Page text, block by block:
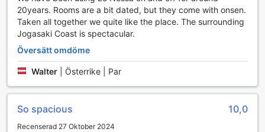
utbud av faciliteter. Hotellet erbjuder välutrustade
tennisbanor, perfekta för både nybörjare och avancerade
spelare som vill förbättra sin teknik eller bara ha kul på
vackra vandringsleder som tar dig genom den natursköna
omgivningen runt Atami, vilket ger en perfekt blandning av
motion och naturupplevelser.
För avkoppling efter en aktiv dag kan gästerna svalka sig i
av under solen. Dessutom finns ett kostnadsfritt
fitnesscenter som är tillgängligt dygnet runt, utrustat med
20years. Rooms are a bit dated, but they come with onsen.
Taken all together we quite like the place. The surrounding
Jogasaki Coast is spectacular.
Översätt omdöme
Walter Österrike | Par
So spacious 10,0
Recenserad 27 Oktober 2024